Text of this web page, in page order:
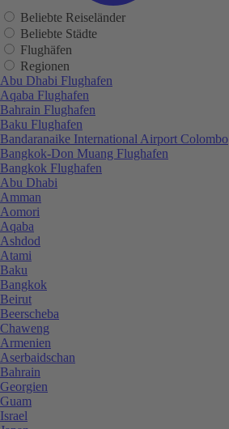
Beliebte Reiseländer
Beliebte Städte
Flughäfen
Regionen
Abu Dhabi Flughafen
Aqaba Flughafen
Bahrain Flughafen
Baku Flughafen
Bandaranaike International Airport Colombo
Bangkok-Don Muang Flughafen
Bangkok Flughafen
Abu Dhabi
Amman
Aomori
Aqaba
Ashdod
Atami
Baku
Bangkok
Beirut
Beerscheba
Chaweng
Armenien
Aserbaidschan
Bahrain
Georgien
Guam
Israel